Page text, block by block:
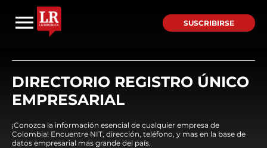
SUSCRIBIRSE
DIRECTORIO REGISTRO ÚNICO
EMPRESARIAL
¡Conozca la información esencial de cualquier empresa de
Colombia! Encuentre NIT, dirección, teléfono, y mas en la base de
datos empresarial mas grande del país.